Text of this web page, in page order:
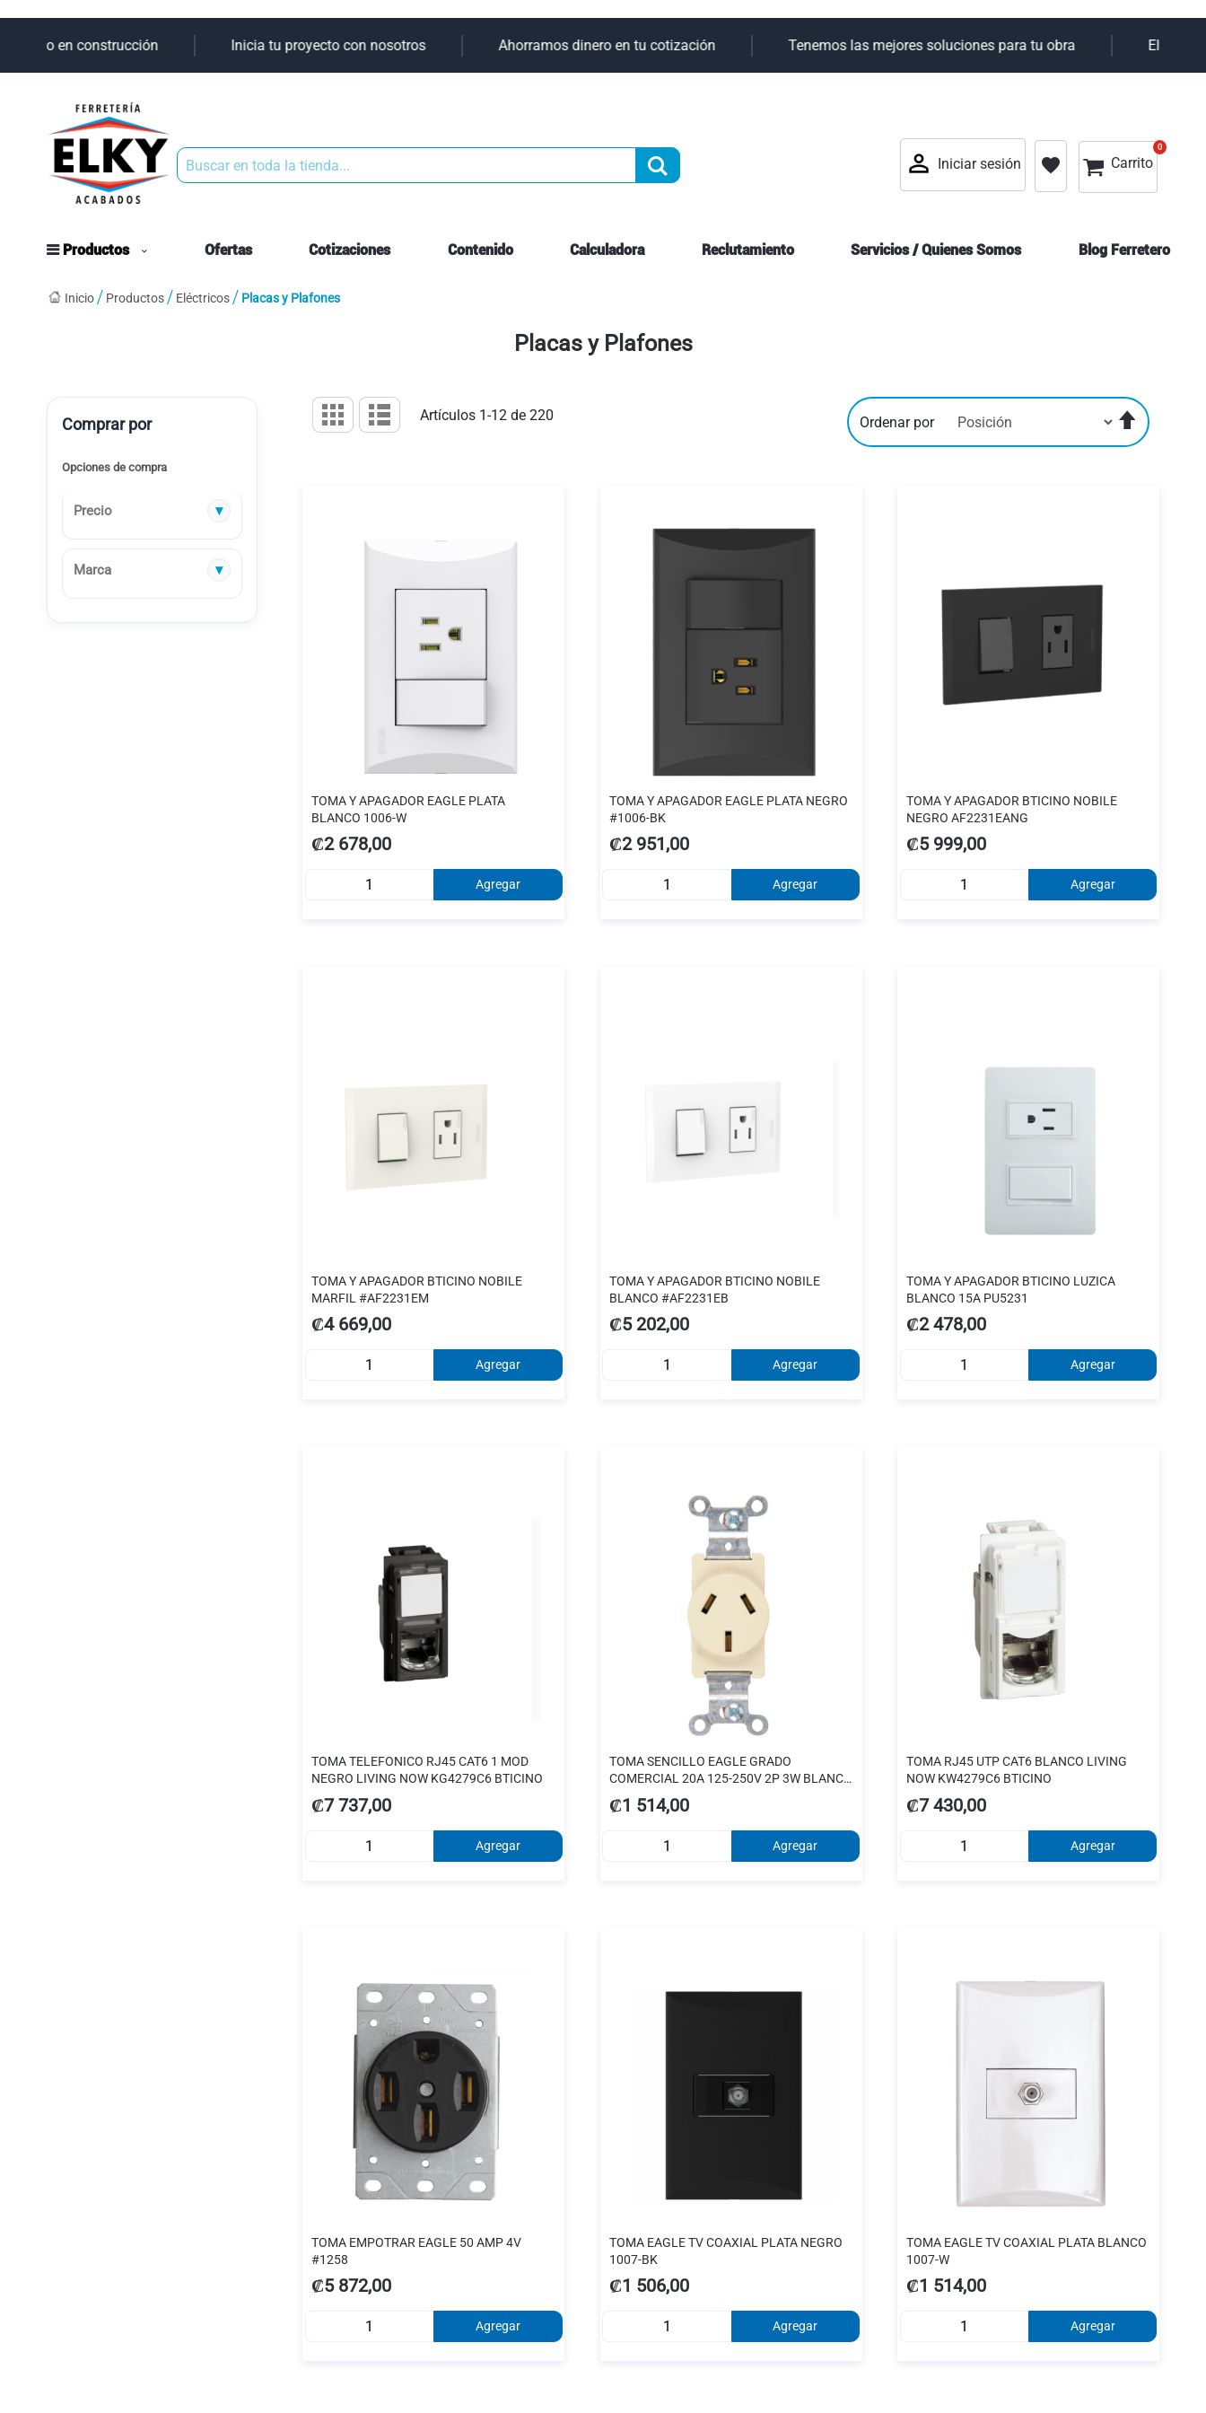
al
contenido
en construcción Inicia tu proyecto con nosotros Ahorramos dinero en tu cotización Tenemos las mejores soluciones para tu obra Elky tu
Mi cesta
Carrito
0 0
favorite
Iniciar sesión
Buscar
Productos Ofertas Cotizaciones Contenido Calculadora Reclutamiento Servicios / Quienes Somos Blog Ferretero
Inicio Productos Eléctricos Placas y Plafones
Placas y Plafones
Ver
como
ParrillaLista Artículos 1-12 de220 Ordenar por
Fijar
Dirección
TOMA Y APAGADOR EAGLE PLATA
BLANCO 1006-W
₡2 678,00
Agregar
TOMA Y APAGADOR EAGLE PLATA NEGRO
#1006-BK
₡2 951,00
Agregar
TOMA Y APAGADOR BTICINO NOBILE
NEGRO AF2231EANG
₡5 999,00
Agregar
TOMA Y APAGADOR BTICINO NOBILE
MARFIL #AF2231EM
₡4 669,00
Agregar
TOMA Y APAGADOR BTICINO NOBILE
BLANCO #AF2231EB
₡5 202,00
Agregar
TOMA Y APAGADOR BTICINO LUZICA
BLANCO 15A PU5231
₡2 478,00
Agregar
TOMA TELEFONICO RJ45 CAT6 1 MOD
NEGRO LIVING NOW KG4279C6 BTICINO
₡7 737,00
Agregar
TOMA SENCILLO EAGLE GRADO
COMERCIAL 20A 125-250V 2P 3W BLANCO
#805-W NEMA 10-20R
₡1 514,00
Agregar
TOMA RJ45 UTP CAT6 BLANCO LIVING
NOW KW4279C6 BTICINO
₡7 430,00
Agregar
TOMA EMPOTRAR EAGLE 50 AMP 4V
#1258
₡5 872,00
Agregar
TOMA EAGLE TV COAXIAL PLATA NEGRO
1007-BK
₡1 506,00
Agregar
TOMA EAGLE TV COAXIAL PLATA BLANCO
1007-W
₡1 514,00
Agregar
Comprar por
Opciones de compra
Precio
Marca